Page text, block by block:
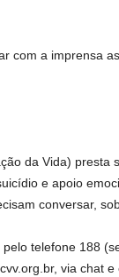
com a imprensa
da Vida) presta
e apoio
conversar,
telefone 188
via chat